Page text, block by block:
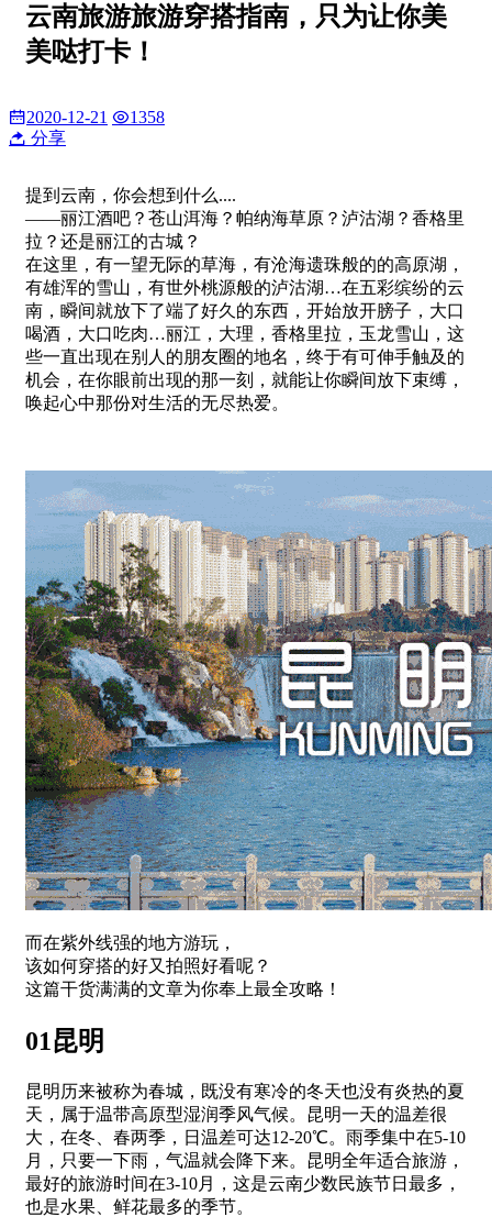
云南旅游旅游穿搭指南，只为让你美
美哒打卡！
2020-12-21
1358
分享
提到云南，你会想到什么....
——丽江酒吧？苍山洱海？帕纳海草原？泸沽湖？香格里
拉？还是丽江的古城？
在这里，有一望无际的草海，有沧海遗珠般的的高原湖，
有雄浑的雪山，有世外桃源般的泸沽湖…在五彩缤纷的云
南，瞬间就放下了端了好久的东西，开始放开膀子，大口
喝酒，大口吃肉…丽江，大理，香格里拉，玉龙雪山，这
些一直出现在别人的朋友圈的地名，终于有可伸手触及的
机会，在你眼前出现的那一刻，就能让你瞬间放下束缚，
唤起心中那份对生活的无尽热爱。
而在紫外线强的地方游玩，
该如何穿搭的好又拍照好看呢？
这篇干货满满的文章为你奉上最全攻略！
01昆明
昆明历来被称为春城，既没有寒冷的冬天也没有炎热的夏
天，属于温带高原型湿润季风气候。昆明一天的温差很
大，在冬、春两季，日温差可达12-20℃。雨季集中在5-10
月，只要一下雨，气温就会降下来。昆明全年适合旅游，
最好的旅游时间在3-10月，这是云南少数民族节日最多，
也是水果、鲜花最多的季节。